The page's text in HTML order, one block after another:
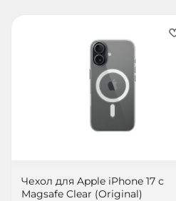
Чехол для Apple iPhone 17 с
Magsafe Clear (Original)